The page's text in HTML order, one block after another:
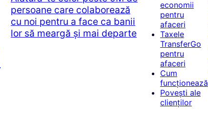
persoane care colaborează
cu noi pentru a face ca banii
lor să meargă și mai departe
economii
pentru
afaceri
Taxele
TransferGo
pentru
afaceri
Cum
funcționează
Povești ale
clienților